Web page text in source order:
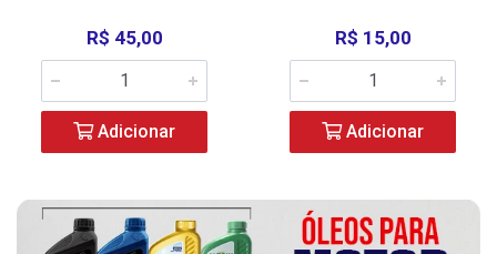
R$ 45,00
Adicionar
R$ 15,00
Adicionar